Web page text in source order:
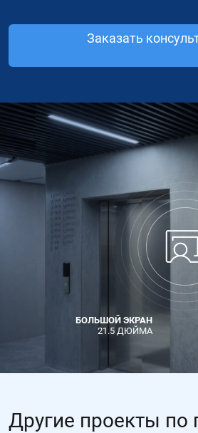
Заказать
БОЛЬШОЙ ЭКРАН
21.5 ДЮЙМА
Другие проекты по